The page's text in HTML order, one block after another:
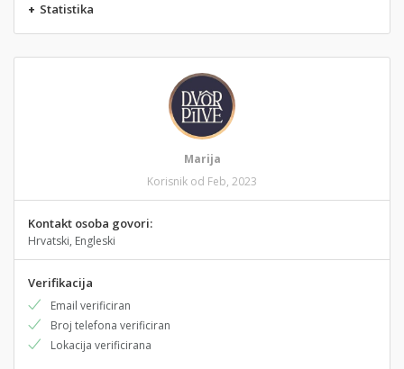
+ Statistika
Marija
Korisnik od Feb, 2023
Kontakt osoba govori:
Hrvatski, Engleski
Verifikacija
Email verificiran
Broj telefona verificiran
Lokacija verificirana